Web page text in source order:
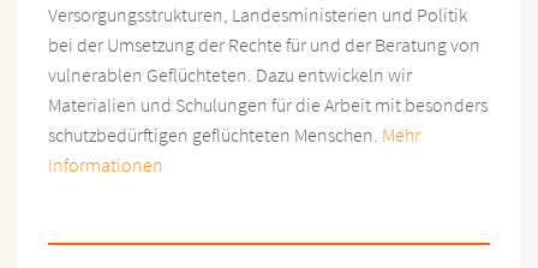
Versorgungsstrukturen, Landesministerien und Politik
bei der Umsetzung der Rechte für und der Beratung von
vulnerablen Geflüchteten. Dazu entwickeln wir
Materialien und Schulungen für die Arbeit mit besonders
schutzbedürftigen geflüchteten Menschen. Mehr
Informationen